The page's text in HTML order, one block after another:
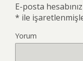
E-posta
* ile
Yorum